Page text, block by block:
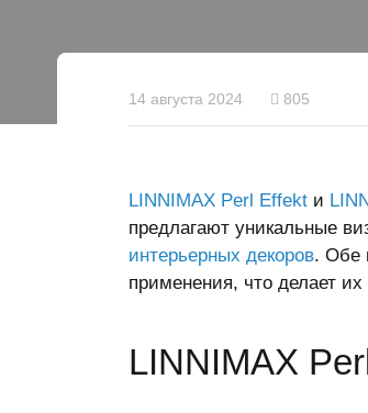
14 августа 2024 805
LINNIMAX Perl Effekt и
предлагают уникальные
интерьерных декоров. Обе
применения, что делает
LINNIMAX